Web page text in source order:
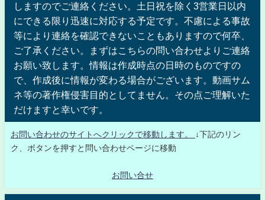
しますのでご連絡ください。土日祝を除く3営業日以内
にできる限り迅速に対応する予定です。不慮による事故
等により連絡を確認できないこともありますので何卒、
ご了承ください。まずはこちらの問い合わせよりご連絡
お願い致します。情報は作成時点の日時のものですの
で、作成後に情報が変わる場合がございます。動画サム
ネ等の著作権侵害目的としてません。その点ご理解いた
だけますと幸いです。
お問い合わせのサイトへクリックで移動します。
↓下記のリン
ク、ボタンを押すと問い合わせページに移動
お問い合せ